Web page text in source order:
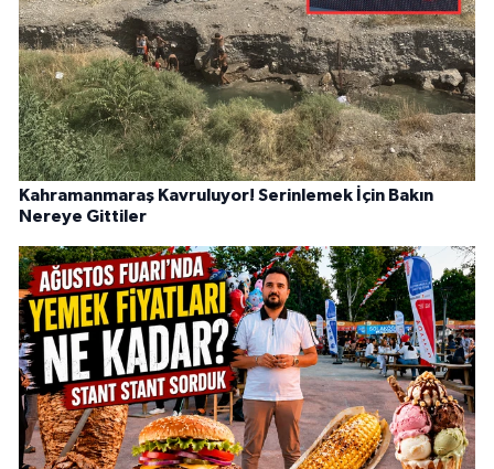
Kahramanmaraş Kavruluyor! Serinlemek İçin Bakın
Nereye Gittiler